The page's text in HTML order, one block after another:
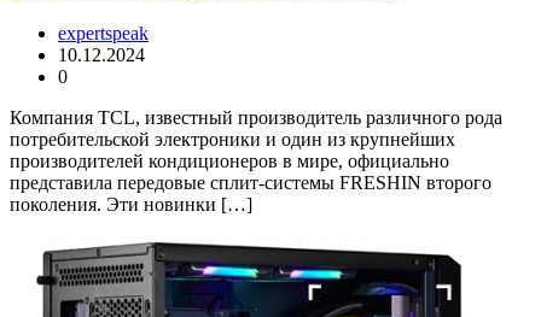
expertspeak
10.12.2024
0
Компания TCL, известный производитель различного рода
потребительской электроники и один из крупнейших
производителей кондиционеров в мире, официально
представила передовые сплит-системы FRESHIN второго
поколения. Эти новинки […]